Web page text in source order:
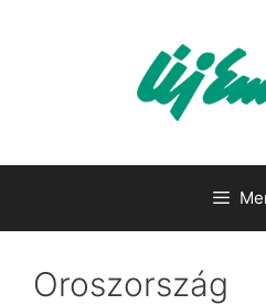
Oroszország